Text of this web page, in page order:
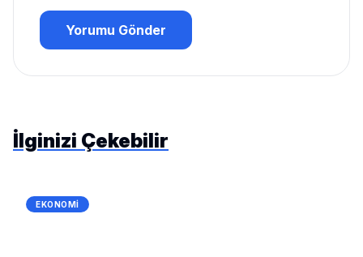
Yorumu Gönder
İlginizi Çekebilir
EKONOMI